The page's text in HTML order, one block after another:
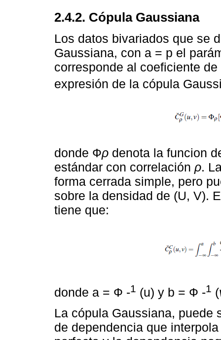
2.4.2. Cópula Gaussiana
Los datos bivariados que se
Gaussiana, con a = p el
corresponde al coeficiente
expresión de la cópula
donde Фρ denota la funcion
estándar con correlación ρ.
forma cerrada simple, pero
sobre la densidad de (U, V).
tiene que:
donde a = Ф -1 (u) y b = Ф -1 (
La cópula Gaussiana, puede
de dependencia que